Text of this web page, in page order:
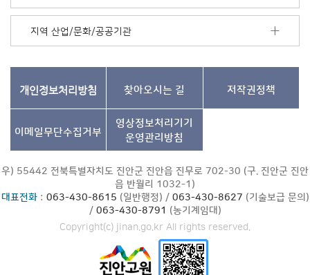
지역 산업/문화/공공기관
개인정보처리방침 찾아오시는 길 저작권정책
이메일무단수집거부
영상정보처리기기
운영관리방침
우) 55442 전북특별자치도 진안군 진안읍 진무로 702-30 (구. 진안군 진안
읍 반월리 1032-1)
대표전화: 063-430-8615 (일반행정) / 063-430-8627 (기술보급 문의)
/ 063-430-8791 (농기계임대)
Copyright(c) jinan.go.kr All rights reserved.